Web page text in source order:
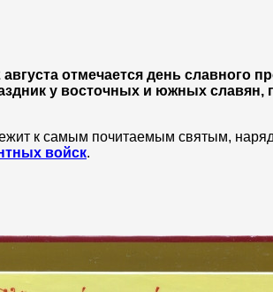
отмечается день славного
у восточных и южных славян,
к самым почитаемым святым,
войск.